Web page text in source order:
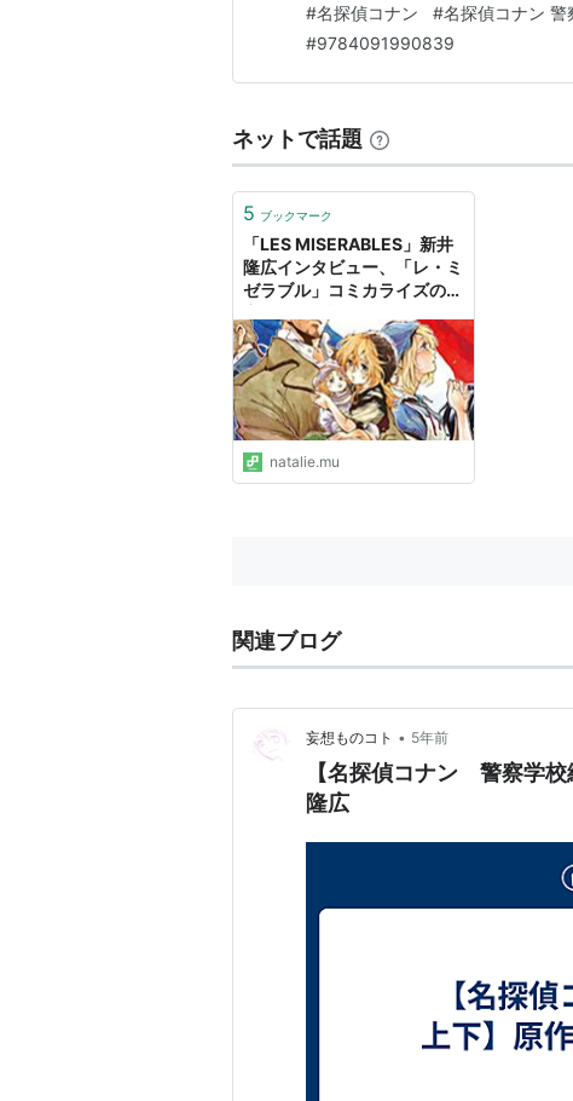
2024年11月7日 出版社 ：小学館
#名探偵コナン #名探偵コナン 警
#9784091990839
ネットで話題
5 ブックマーク
「LES MISERABLES」新井
隆広インタビュー、「レ・ミ
ゼラブル」コミカライズの決
リー 特集・インタビュー
natalie.mu
関連ブログ
妄想ものコト • 5年前
【名探偵コナン 警察学
隆広